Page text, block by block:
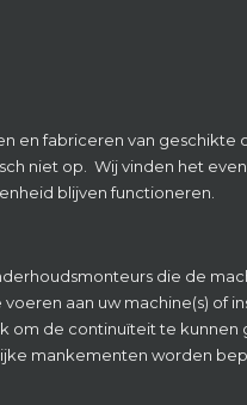
en fabriceren van geschikte
niet op. Wij vinden het
blijven functioneren.
die de
aan uw machine(s) of
om de continuïteit te
mankementen worden